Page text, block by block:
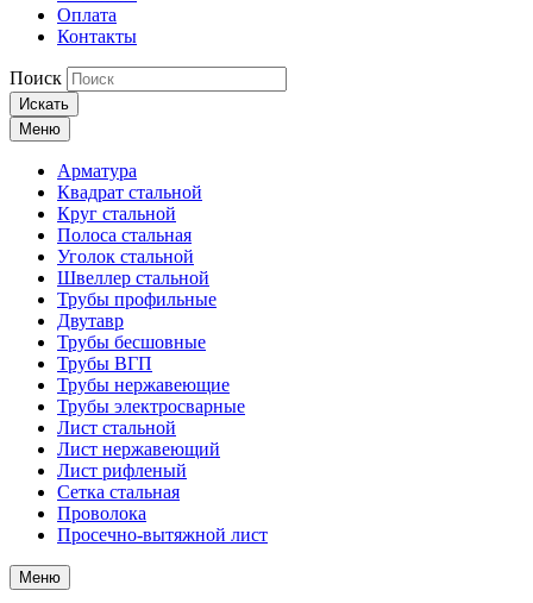
Оплата
Контакты
Поиск
Искать
Меню
Арматура
Квадрат стальной
Круг стальной
Полоса стальная
Уголок стальной
Швеллер стальной
Трубы профильные
Двутавр
Трубы бесшовные
Трубы ВГП
Трубы нержавеющие
Трубы электросварные
Лист стальной
Лист нержавеющий
Лист рифленый
Сетка стальная
Проволока
Просечно-вытяжной лист
Меню